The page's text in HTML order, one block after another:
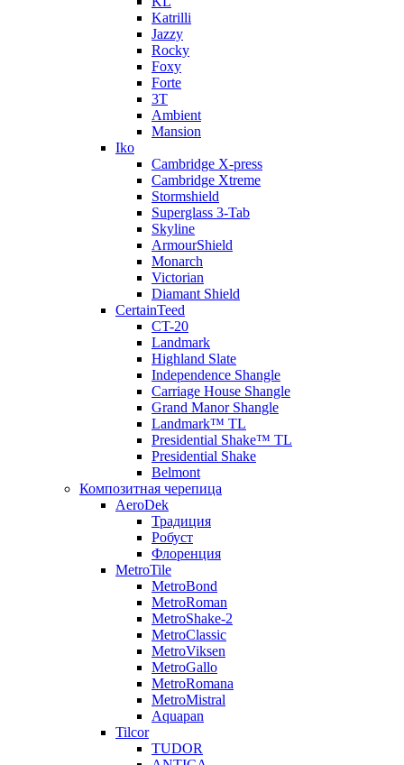
Katrilli
Jazzy
Rocky
Foxy
Forte
3T
Ambient
Mansion
Iko
Cambridge X-press
Cambridge Xtreme
Stormshield
Superglass 3-Tab
Skyline
ArmourShield
Monarch
Victorian
Diamant Shield
CertainTeed
CT-20
Landmark
Highland Slate
Independence Shangle
Carriage House Shangle
Grand Manor Shangle
Landmark™ TL
Presidential Shake™ TL
Presidential Shake
Belmont
Композитная черепица
AeroDek
Традиция
Робуст
Флоренция
MetroTile
MetroBond
MetroRoman
MetroShake-2
MetroClassic
MetroViksen
MetroGallo
MetroRomana
MetroMistral
Aquapan
Tilcor
TUDOR